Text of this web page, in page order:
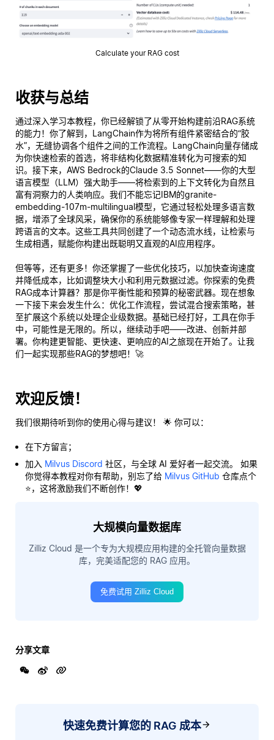
Calculate your RAG cost
收获与总结
通过深入学习本教程，你已经解锁了从零开始构建前沿RAG系统
的能力！你了解到，LangChain作为将所有组件紧密结合的“胶
水”，无缝协调各个组件之间的工作流程。LangChain向量存储成
为你快速检索的首选，将非结构化数据精准转化为可搜索的知
识。接下来，AWS Bedrock的Claude 3.5 Sonnet——你的大型
语言模型（LLM）强大助手——将检索到的上下文转化为自然且
富有洞察力的人类响应。我们不能忘记IBM的granite-
embedding-107m-multilingual模型，它通过轻松处理多语言数
据，增添了全球风采，确保你的系统能够像专家一样理解和处理
跨语言的文本。这些工具共同创建了一个动态流水线，让检索与
生成相遇，赋能你构建出既聪明又直观的AI应用程序。
但等等，还有更多！你还掌握了一些优化技巧，以加快查询速度
并降低成本，比如调整块大小和利用元数据过滤。你探索的免费
RAG成本计算器？那是你平衡性能和预算的秘密武器。现在想象
一下接下来会发生什么：优化工作流程，尝试混合搜索策略，甚
至扩展这个系统以处理企业级数据。基础已经打好，工具在你手
中，可能性是无限的。所以，继续动手吧——改进、创新并部
署。你构建更智能、更快速、更响应的AI之旅现在开始了。让我
们一起实现那些RAG的梦想吧！🚀
欢迎反馈！
我们很期待听到你的使用心得与建议！ 🌟 你可以：
在下方留言；
加入 Milvus Discord 社区，与全球 AI 爱好者一起交流。 如果
你觉得本教程对你有帮助，别忘了给 Milvus GitHub 仓库点个
⭐，这将激励我们不断创作！💖
大规模向量数据库
Zilliz Cloud 是一个专为大规模应用构建的全托管向量数据
库，完美适配您的 RAG 应用。
免费试用 Zilliz Cloud
分享文章
快速免费计算您的 RAG 成本